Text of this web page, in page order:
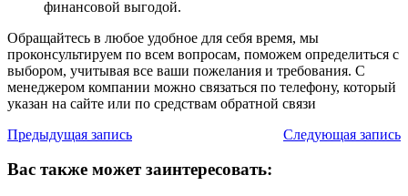
финансовой выгодой.
Обращайтесь в любое удобное для себя время, мы
проконсультируем по всем вопросам, поможем определиться с
выбором, учитывая все ваши пожелания и требования. С
менеджером компании можно связаться по телефону, который
указан на сайте или по средствам обратной связи
Предыдущая запись
Следующая запись
Вас также может заинтересовать: